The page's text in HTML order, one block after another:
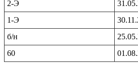
2-Э
1-Э
б/н
60